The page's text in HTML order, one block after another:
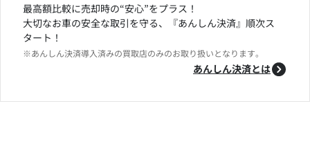
最高額比較に売却時の“安心”をプラス！
大切なお車の安全な取引を守る、『あんしん決済』順次ス
タート！
※あんしん決済導入済みの買取店のみのお取り扱いとなります。
あんしん決済とは